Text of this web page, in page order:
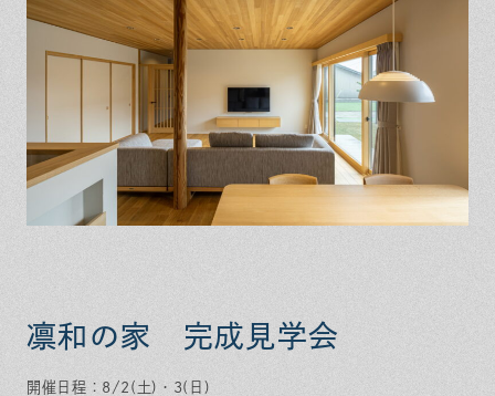
凛和の家 完成見学会
開催日程：8/2(土)・3(日)
st
ag
ra
ce
bo
ok
LI
N
E
Event Contact